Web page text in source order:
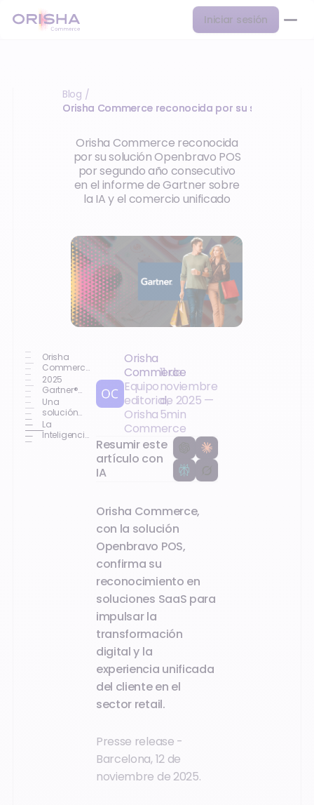
Iniciar sesión
Blog /
Orisha Commerce reconocida por su solución
Orisha Commerce reconocida
por su solución Openbravo POS
por segundo año consecutivo
en el informe de Gartner sobre
la IA y el comercio unificado
Orisha
Commerce
te ofrece
acceso al
informe
2025
Gartner®
Market
Guide for
Unified
Commerce
Platforms
Una
solución
flexible
capaz de
adaptarse
La
Inteligencia
Orisha
Commerce
Equipo
editorial,
Orisha
Commerce
11 de
noviembre
de 2025 —
5min
Resumir este
artículo con
IA
Orisha Commerce,
con la solución
Openbravo POS,
confirma su
reconocimiento en
soluciones SaaS para
impulsar la
transformación
digital y la
experiencia unificada
del cliente en el
sector retail.
Presse release -
Barcelona, 12 de
noviembre de 2025.